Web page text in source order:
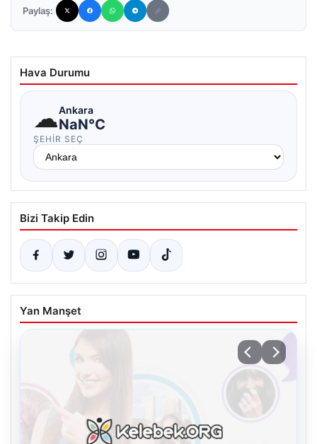
Paylaş:
Hava Durumu
☁Ankara
NaN°C
ŞEHIR SEÇ
Bizi Takip Edin
Yan Manşet